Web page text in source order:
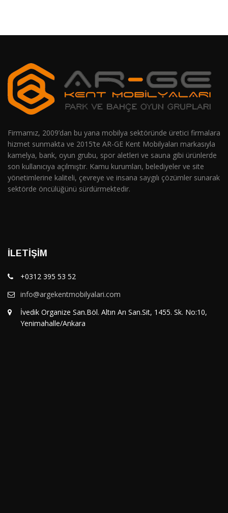
Firmamız, 2009’dan bu yana mobilya sektöründe üretici firmalara
hizmet sunmakta ve 2015’te AR-GE Kent Mobilyaları markasıyla
kamelya, bank, oyun grubu, spor aletleri ve sauna gibi ürünlerde
son kullanıcıya açılmıştır. Kamu kurumları, belediyeler ve site
yönetimlerine kaliteli, çevreye ve insana saygılı çözümler sunarak
sektörde öncülüğünü sürdürmektedir.
İLETIŞIM
+0312 395 53 52
info@argekentmobilyalari.com
İvedik Organize San.Böl. Altın Arı San.Sit, 1455. Sk. No:10,
Yenimahalle/Ankara